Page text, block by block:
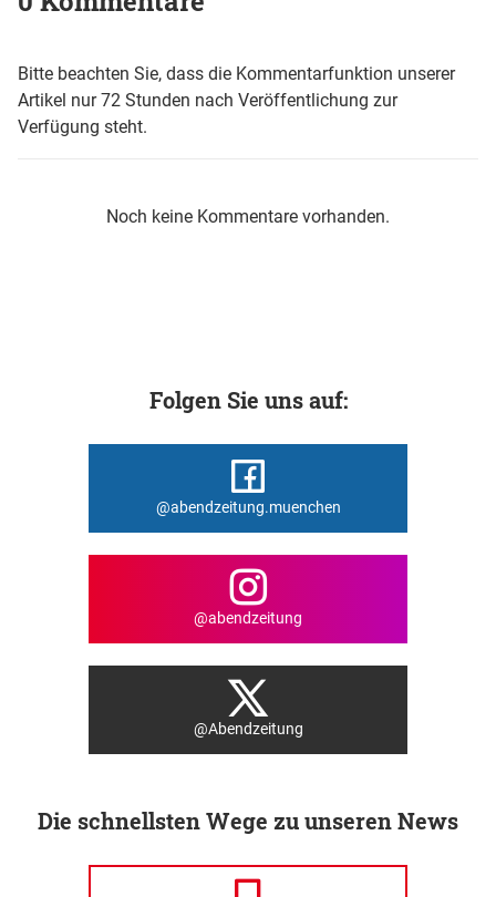
Bitte beachten Sie, dass die Kommentarfunktion unserer
Artikel nur 72 Stunden nach Veröffentlichung zur
Verfügung steht.
Noch keine Kommentare vorhanden.
Folgen Sie uns auf:
@abendzeitung.muenchen
@abendzeitung
@Abendzeitung
Die schnellsten Wege zu unseren News